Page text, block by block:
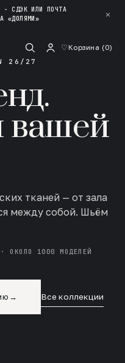
- СДЭК ИЛИ ПОЧТА
«ДОЛЯМИ» ✕
♡Корзина (0)
26/27
вашей
тканей — от зала
между собой. Шьём
ОКОЛО 1000 МОДЕЛЕЙ
→ Все коллекции